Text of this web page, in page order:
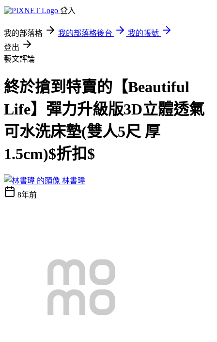
登入
我的部落格 我的部落格後台
我的帳號
登出
藝文評論
終於搶到特賣的【Beautiful
Life】彈力升級版3D立體透氣
可水洗床墊(雙人5尺 厚
1.5cm)$折扣$
林書瑋
8年前